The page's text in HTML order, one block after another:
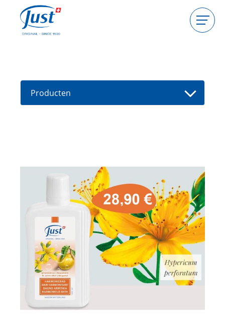
Consulente worden
Gids
Producten
High Light
HIGHLIGHT Dode Zee Zout | Spirulina
Detox Body Peeling
HIGHLIGHT Fast Protection
Handcream
HIGHLIGHT Citroen Etherisch olie
HIGHLIGHT Pedibon (Voetendeo) 30
ml
HIGHLIGHT Echinacea | Siberische
ginseng badessence
HIGHLIGHT Melisse Badessence